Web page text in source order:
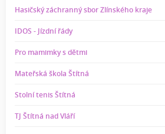
Hasičský záchranný sbor Zlínského kraje
IDOS - Jízdní řády
Pro mamimky s dětmi
Mateřská škola Štítná
Stolní tenis Štítná
TJ Štítná nad Vláří